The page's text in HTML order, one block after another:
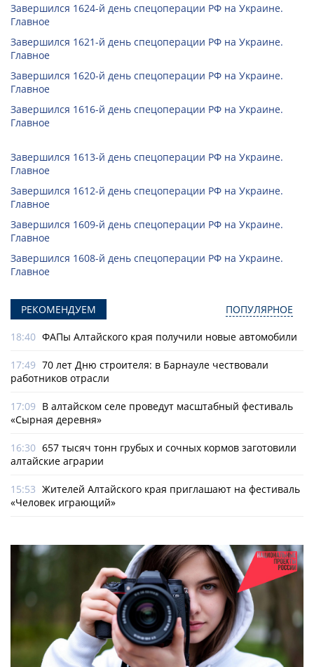
Завершился 1624-й день спецоперации РФ на Украине.
Главное
Завершился 1621-й день спецоперации РФ на Украине.
Главное
Завершился 1620-й день спецоперации РФ на Украине.
Главное
Завершился 1616-й день спецоперации РФ на Украине.
Главное
Завершился 1613-й день спецоперации РФ на Украине.
Главное
Завершился 1612-й день спецоперации РФ на Украине.
Главное
Завершился 1609-й день спецоперации РФ на Украине.
Главное
Завершился 1608-й день спецоперации РФ на Украине.
Главное
РЕКОМЕНДУЕМ ПОПУЛЯРНОЕ
18:40 ФАПы Алтайского края получили новые автомобили
17:49 70 лет Дню строителя: в Барнауле чествовали
работников отрасли
17:09 В алтайском селе проведут масштабный фестиваль
«Сырная деревня»
16:30 657 тысяч тонн грубых и сочных кормов заготовили
алтайские аграрии
15:53 Жителей Алтайского края приглашают на фестиваль
«Человек играющий»